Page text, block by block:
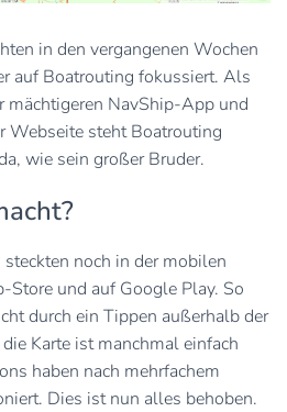
in den vergangenen Wochen
auf Boatrouting fokussiert. Als
mächtigeren NavShip-App und
Webseite steht Boatrouting
wie sein großer Bruder.
noch in der mobilen
und auf Google Play. So
durch ein Tippen außerhalb der
Karte ist manchmal einfach
haben nach mehrfachem
Dies ist nun alles behoben.